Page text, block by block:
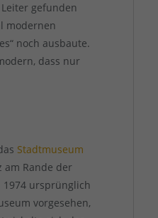
gefunden
modernen
noch ausbaute.
dass nur
Stadtmuseum
am Rande der
ursprünglich
vorgesehen,